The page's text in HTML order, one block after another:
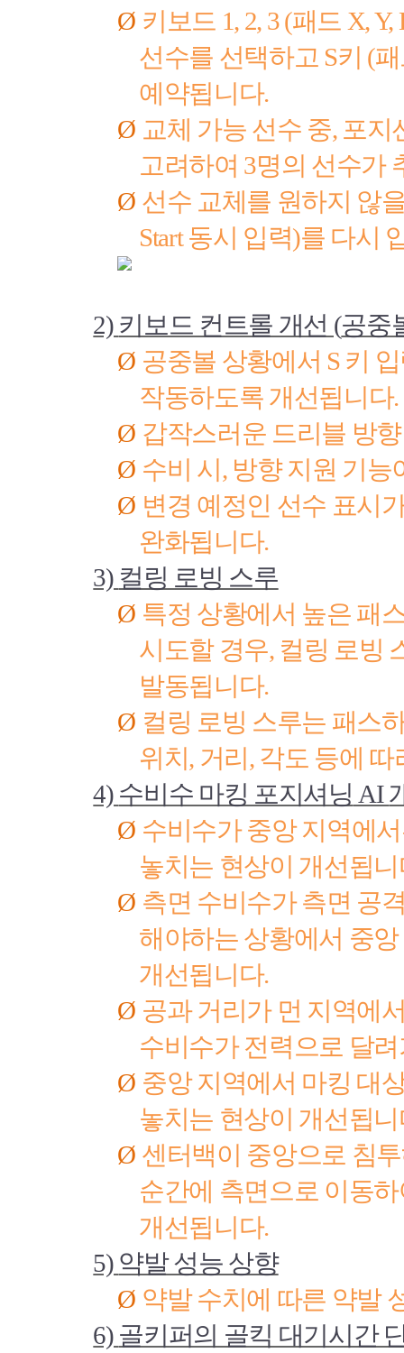
Ø 키보드 1, 2, 3 (패드 X, Y,
선수를 선택하고 S키 (
예약됩니다.
Ø 교체 가능 선수 중, 포지
고려하여 3명의 선수가
Ø 선수 교체를 원하지 않
Start동시 입력)를 다시
2) 키보드 컨트롤 개선 (공중
Ø 공중볼 상황에서 S 키
작동하도록 개선됩니다.
Ø 갑작스러운 드리블 방
Ø 수비 시, 방향 지원 기능
Ø 변경 예정인 선수 표시
완화됩니다.
3) 컬링 로빙 스루
Ø 특정 상황에서 높은 패
시도할 경우, 컬링 로빙
발동됩니다.
Ø 컬링 로빙 스루는 패스
위치, 거리, 각도 등에
4) 수비수 마킹 포지셔닝 AI
Ø 수비수가 중앙 지역에
놓치는 현상이 개선됩
Ø 측면 수비수가 측면 공
해야하는 상황에서 중
개선됩니다.
Ø 공과 거리가 먼 지역에
수비수가 전력으로 달
Ø 중앙 지역에서 마킹 대
놓치는 현상이 개선됩
Ø 센터백이 중앙으로 침
순간에 측면으로 이동
개선됩니다.
5) 약발 성능 상향
Ø 약발 수치에 따른 약발
6) 골키퍼의 골킥 대기시간